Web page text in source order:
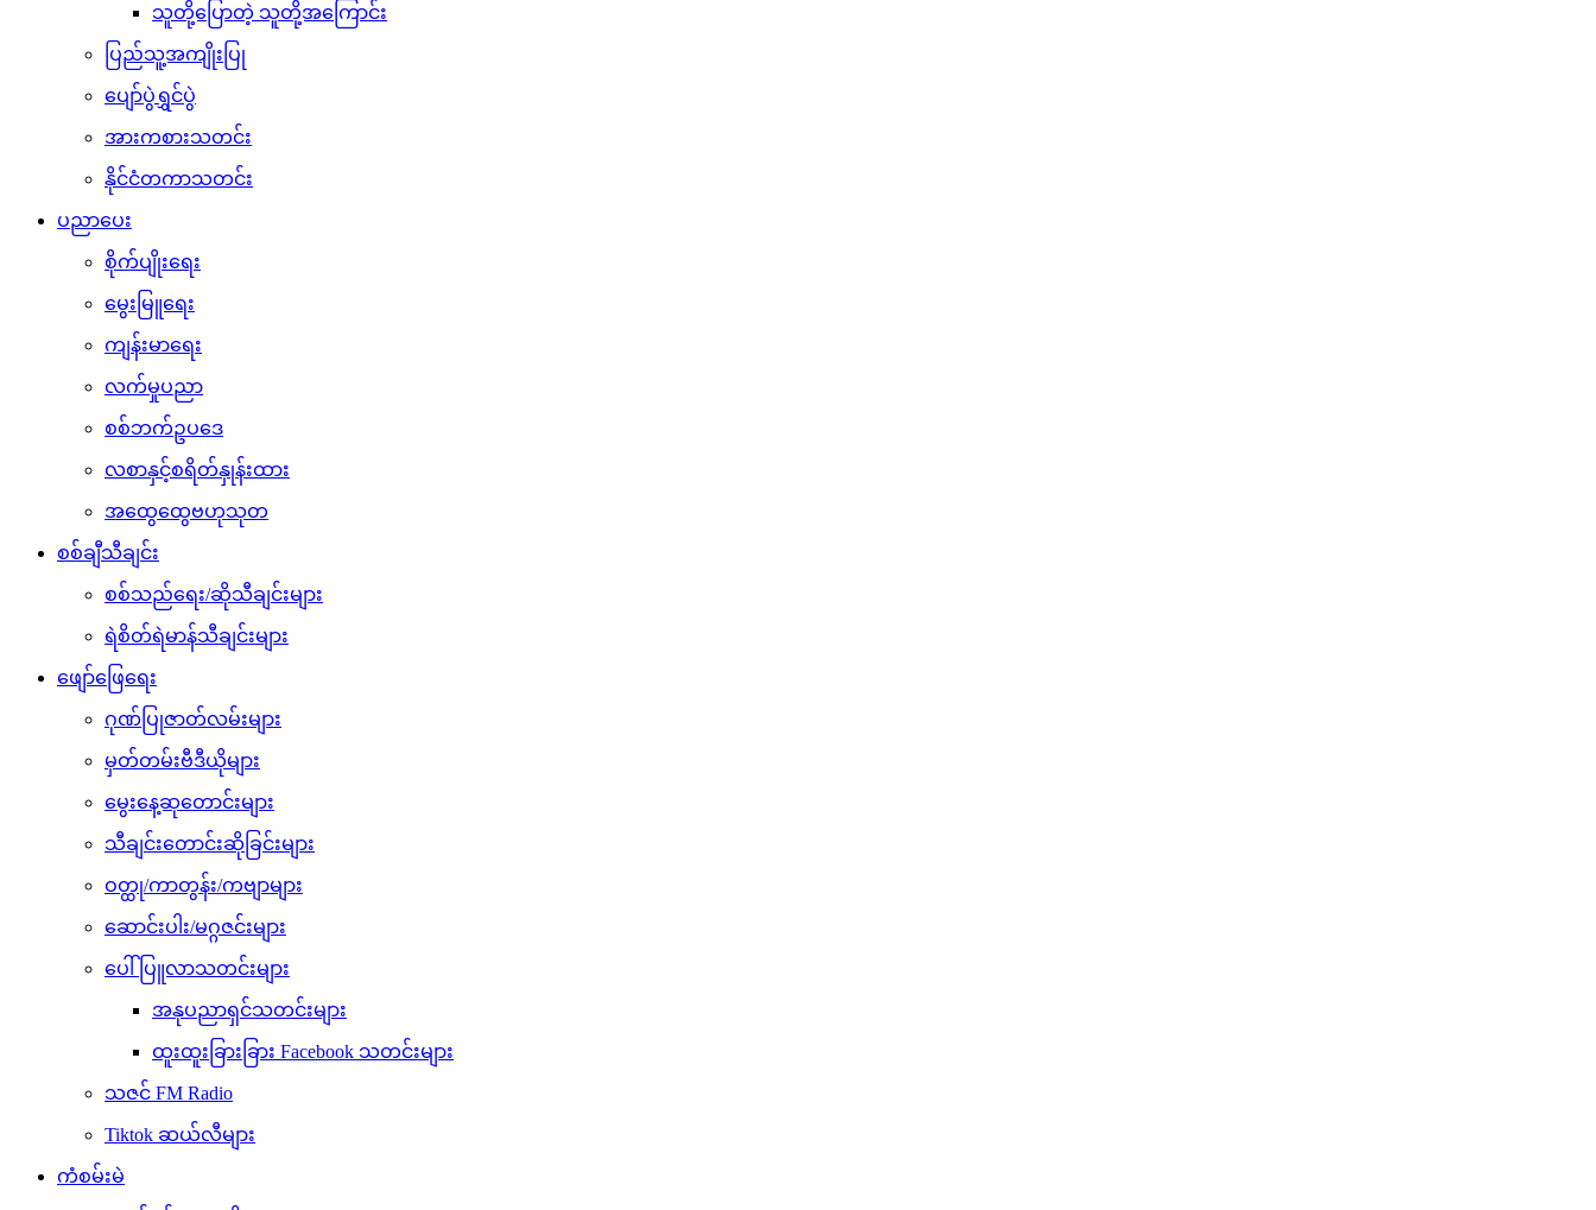
သူတို့ပြောတဲ့ သူတို့အကြောင်း
ပြည်သူ့အကျိုးပြု
ပျော်ပွဲရွှင်ပွဲ
အားကစားသတင်း
နိုင်ငံတကာသတင်း
ပညာပေး
စိုက်ပျိုးရေး
မွေးမြူရေး
ကျန်းမာရေး
လက်မှုပညာ
စစ်ဘက်ဥပဒေ
လစာနှင့်စရိတ်နှုန်းထား
အထွေထွေဗဟုသုတ
စစ်ချီသီချင်း
စစ်သည်ရေး/ဆိုသီချင်းများ
ရဲစိတ်ရဲမာန်သီချင်းများ
ဖျော်ဖြေရေး
ဂုဏ်ပြုဇာတ်လမ်းများ
မှတ်တမ်းဗီဒီယိုများ
မွေးနေ့ဆုတောင်းများ
သီချင်းတောင်းဆိုခြင်းများ
ဝတ္ထု/ကာတွန်း/ကဗျာများ
ဆောင်းပါး/မဂ္ဂဇင်းများ
ပေါ်ပြူလာသတင်းများ
အနုပညာရှင်သတင်းများ
ထူးထူးခြားခြား Facebook သတင်းများ
သဇင် FM Radio
Tiktok ဆယ်လီများ
ကံစမ်းမဲ